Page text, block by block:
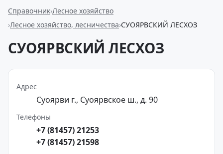
Справочник Лесное хозяйство
Лесное хозяйство, лесничества СУОЯРВСКИЙ ЛЕСХОЗ
СУОЯРВСКИЙ ЛЕСХОЗ
Адрес
Суоярви г., Суоярвское ш., д. 90
Телефоны
+7 (81457) 21253
+7 (81457) 21598